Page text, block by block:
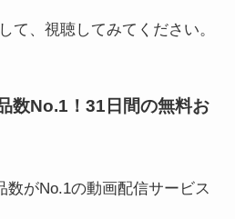
て、視聴してみてください。
数No.1！31日間の無料お
数がNo.1の動画配信サービス